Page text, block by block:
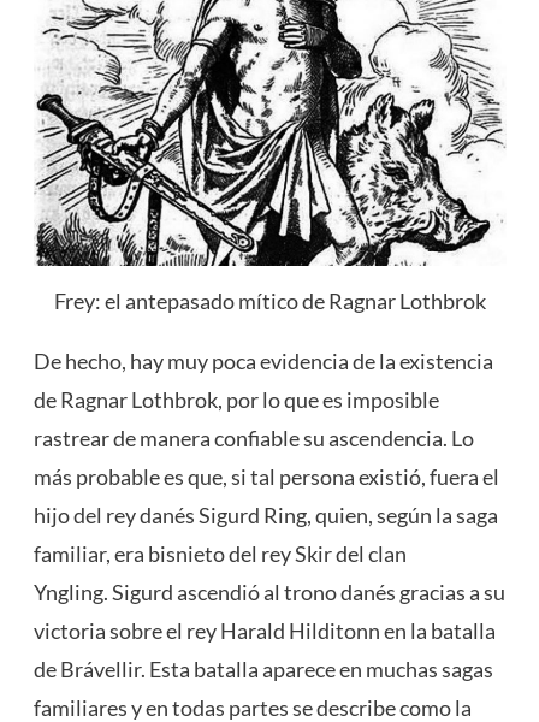
Frey: el antepasado mítico de Ragnar Lothbrok
De hecho, hay muy poca evidencia de la existencia
de Ragnar Lothbrok, por lo que es imposible
rastrear de manera confiable su ascendencia. Lo
más probable es que, si tal persona existió, fuera el
hijo del rey danés Sigurd Ring, quien, según la saga
familiar, era bisnieto del rey Skir del clan
Yngling. Sigurd ascendió al trono danés gracias a su
victoria sobre el rey Harald Hilditonn en la batalla
de Brávellir. Esta batalla aparece en muchas sagas
familiares y en todas partes se describe como la